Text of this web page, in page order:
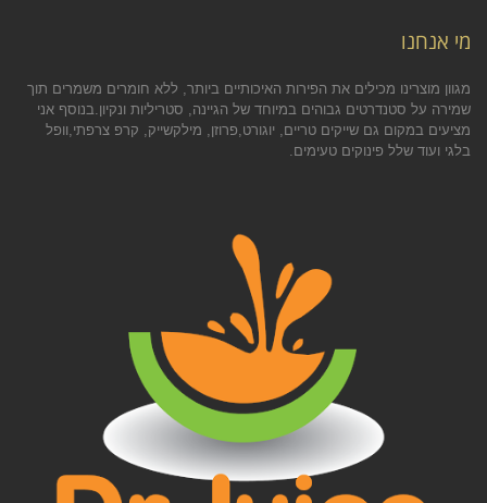
מי אנחנו
מגוון מוצרינו מכילים את הפירות האיכותיים ביותר, ללא חומרים משמרים תוך
שמירה על סטנדרטים גבוהים במיוחד של הגיינה, סטריליות ונקיון.בנוסף אני
מציעים במקום גם שייקים טריים, יוגורט,פרוזן, מילקשייק, קרפ צרפתי,וופל
בלגי ועוד שלל פינוקים טעימים.